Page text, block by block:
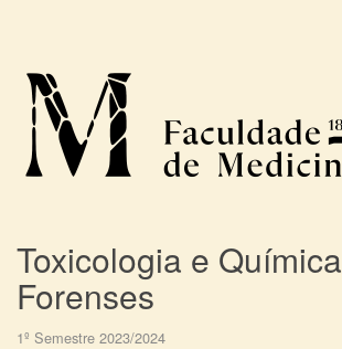
Toxicologia e Química
Forenses
1º Semestre 2023/2024